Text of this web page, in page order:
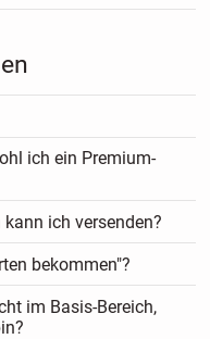
ich ein Premium-
ich versenden?
bekommen"?
im Basis-Bereich,